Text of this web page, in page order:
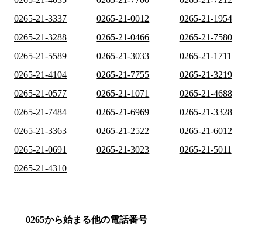
0265-21-3337
0265-21-0012
0265-21-1954
0265-21-3288
0265-21-0466
0265-21-7580
0265-21-5589
0265-21-3033
0265-21-1711
0265-21-4104
0265-21-7755
0265-21-3219
0265-21-0577
0265-21-1071
0265-21-4688
0265-21-7484
0265-21-6969
0265-21-3328
0265-21-3363
0265-21-2522
0265-21-6012
0265-21-0691
0265-21-3023
0265-21-5011
0265-21-4310
0265から始まる他の電話番号